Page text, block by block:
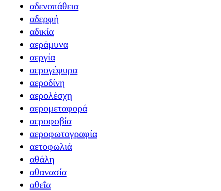
αδενοπάθεια
αδερφή
αδικία
αεράμυνα
αεργία
αερογέφυρα
αεροδίνη
αερολέσχη
αερομεταφορά
αεροφοβία
αεροφωτογραφία
αετοφωλιά
αθάλη
αθανασία
αθεΐα